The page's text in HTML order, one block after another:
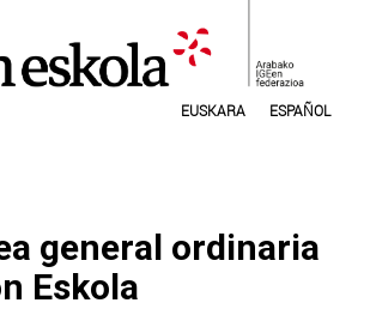
EUSKARA ESPAÑOL
general ordinaria
Eskola